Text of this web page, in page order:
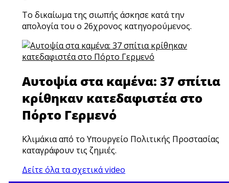
Το δικαίωμα της σιωπής άσκησε κατά την
απολογία του ο 26χρονος κατηγορούμενος.
Αυτοψία στα καμένα: 37 σπίτια
κρίθηκαν κατεδαφιστέα στο
Πόρτο Γερμενό
Κλιμάκια από το Υπουργείο Πολιτικής Προστασίας
καταγράφουν τις ζημιές.
Δείτε όλα τα σχετικά video